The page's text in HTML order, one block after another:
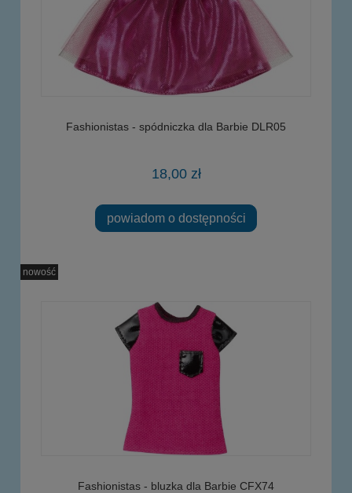
Fashionistas - spódniczka dla Barbie DLR05
18,00 zł
powiadom o dostępności
Fashionistas - bluzka dla Barbie CFX74
nowość